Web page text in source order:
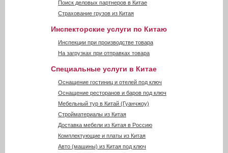
Поиск деловых партнеров в Китае
Страхование грузов из Китая
Инспекторские услуги по Китаю
Инспекции при производстве товара
На загрузках при отправках товара
Специальные услуги в Китае
Оснащение гостиниц и отелей под ключ
Оснащение ресторанов и баров под ключ
Мебельный тур в Китай (Гуанчжоу)
Стройматериалы из Китая
Доставка мебели из Китая в Россию
Комплектующие и платы из Китая
Авто (машины) из Китая под ключ